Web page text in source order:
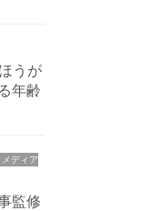
うが
年齢
メディア
監修